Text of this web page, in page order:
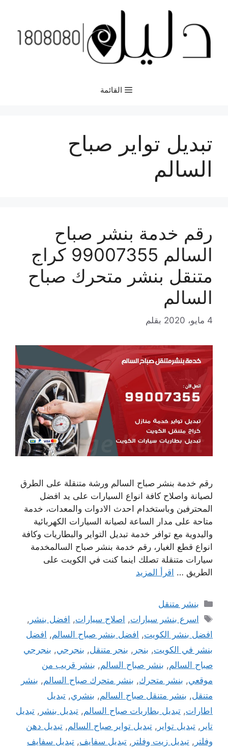
المحتوى
القائمة
تبديل تواير صباح
السالم
رقم خدمة بنشر صباح
السالم 99007355 كراج
متنقل بنشر متحرك صباح
السالم
4 مايو، 2020 بقلم
رقم خدمة بنشر صباح السالم ورشة متنقلة على الطرق
لصيانة واصلاح كافة انواع السيارات على يد افضل
المحترفين وباستخدام احدث الادوات والمعدات، خدمة
متاحة على مدار الساعة لصيانة السيارات الكهربائية
واليدوية مع توافر خدمة تبديل التواير والبطاريات وكافة
انواع قطع الغيار، رقم خدمة بنشر صباح السالمخدمة
سيارات متنقلة تصلك اينما كنت في الكويت على
الطريق … اقرأ المزيد
التصنيفات
بنشر متنقل
الوسوم
اسرع بنشر سيارات, اصلاح سيارات, افضل بنشر ,
افضل بنشر الكويت, افضل بنشر صباح السالم, افضل
بنشر في الكويت, بنجر , بنجر متنقل, بنجرجي, بنجرجي
صباح السالم, بنشر صباح السالم, بنشر قريب من
موقعي, بنشر متحرك, بنشر متحرك صباح السالم, بنشر
متنقل, بنشر متنقل صباح السالم, بنشري, تبديل
اطارات, تبديل بطاريات صباح السالم, تبديل بنشر , تبديل
تاير , تبديل تواير , تبديل تواير صباح السالم, تبديل دهن
وفلتر , تبديل زيت وفلتر , تبديل سفايف, تبديل سفايف